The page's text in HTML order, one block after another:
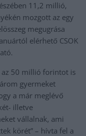
11,2 millió,
mozgott az egy
megugrása
elérhető CSOK
az 50 millió forintot is
gyermeket
a már meglévő
illetve
vállalnak, ami
körét” – hívta fel a